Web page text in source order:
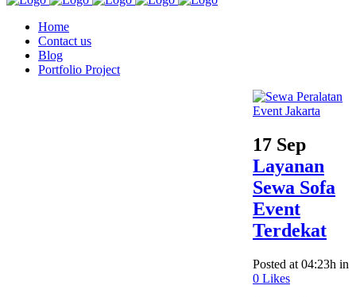
Home
Contact us
Blog
Portfolio Project
17 Sep
Layanan
Sewa Sofa
Event
Terdekat
Posted at 04:23h in
0 Likes